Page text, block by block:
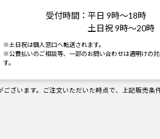
受付時間： 平日 9時～18時
土日祝 9時～20時
※土日祝は個人窓口へ転送されます。
※公費払いのご相談等、一部のお問い合わせは週明けの
す。
ございます。ご注文いただいた時点で、上記販売条